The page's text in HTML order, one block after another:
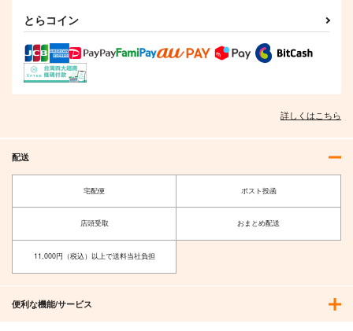
とらコイン
詳しくはこちら
配送
宅配便 ポスト投函
店頭受取 おまとめ配送
11,000円（税込）以上で送料当社負担
便利な機能/サービス